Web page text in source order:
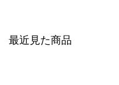
最近見た商品